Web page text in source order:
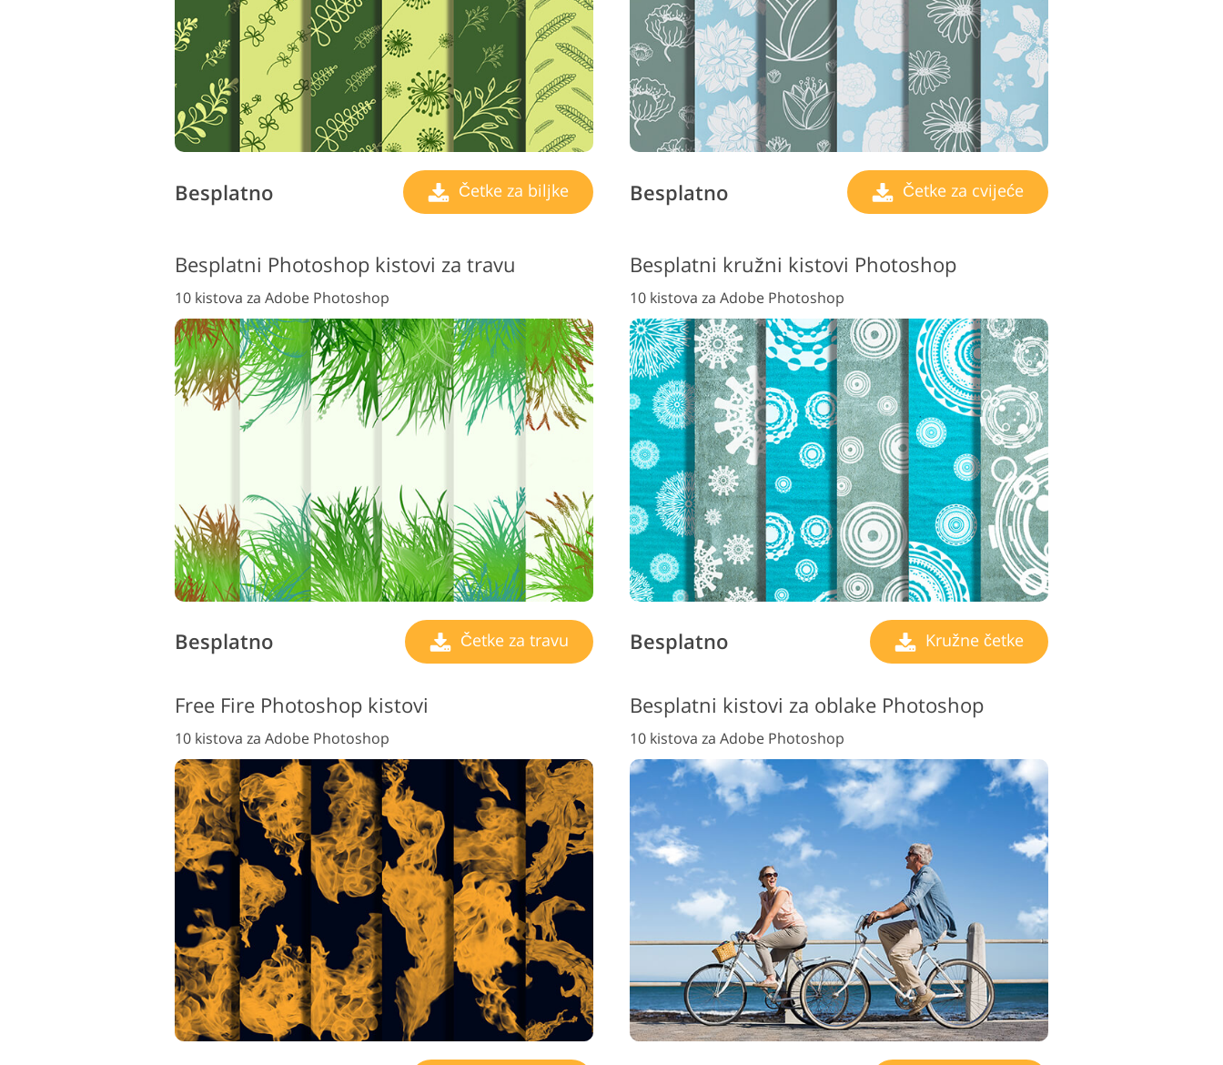
Besplatno Četke za biljke Besplatno Četke za cvijeće
Besplatni Photoshop kistovi za travu
10 kistova za Adobe Photoshop
Besplatno Četke za travu
Besplatni kružni kistovi Photoshop
10 kistova za Adobe Photoshop
Besplatno Kružne četke
Free Fire Photoshop kistovi
10 kistova za Adobe Photoshop
Besplatni kistovi za oblake Photoshop
10 kistova za Adobe Photoshop